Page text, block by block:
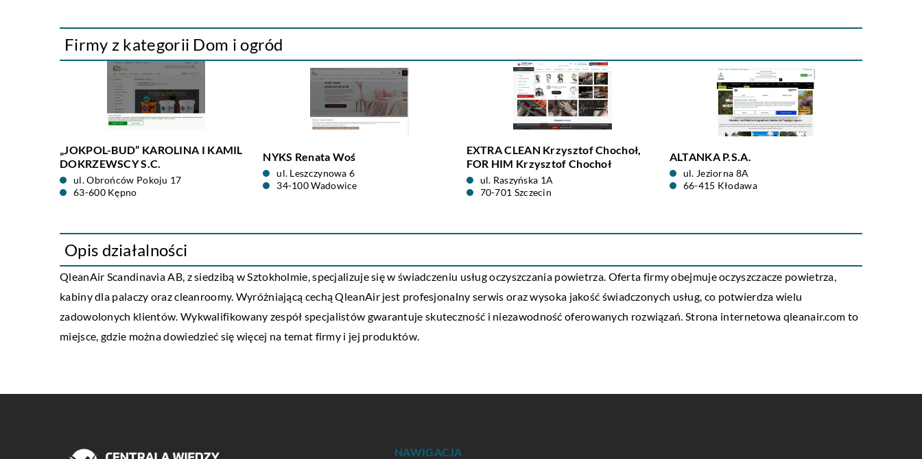
Firmy z kategorii Dom i ogród
„JOKPOL-BUD” KAROLINA I KAMIL
DOKRZEWSCY S.C.
ul. Obrońców Pokoju 17
63-600 Kępno
NYKS Renata Woś
ul. Leszczynowa 6
34-100 Wadowice
EXTRA CLEAN Krzysztof Chochoł,
FOR HIM Krzysztof Chochoł
ul. Raszyńska 1A
70-701 Szczecin
ALTANKA P.S.A.
ul. Jeziorna 8A
66-415 Kłodawa
Opis działalności
QleanAir Scandinavia AB, z siedzibą w Sztokholmie, specjalizuje się w świadczeniu usług oczyszczania powietrza. Oferta firmy obejmuje oczyszczacze powietrza,
kabiny dla palaczy oraz cleanroomy. Wyróżniającą cechą QleanAir jest profesjonalny serwis oraz wysoka jakość świadczonych usług, co potwierdza wielu
zadowolonych klientów. Wykwalifikowany zespół specjalistów gwarantuje skuteczność i niezawodność oferowanych rozwiązań. Strona internetowa qleanair.com to
miejsce, gdzie można dowiedzieć się więcej na temat firmy i jej produktów.
NAWIGACJA